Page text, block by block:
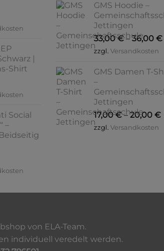
|
Shirt
Social
–
GMS Hoodie –
Jettingen
33,00€–36,00 €
zzgl. Versandkosten
GMS Damen T-
–
Jettingen
17,00€–20,00 €
zzgl. Versandkosten
von ELA-Team.
individuell veredelt werden.